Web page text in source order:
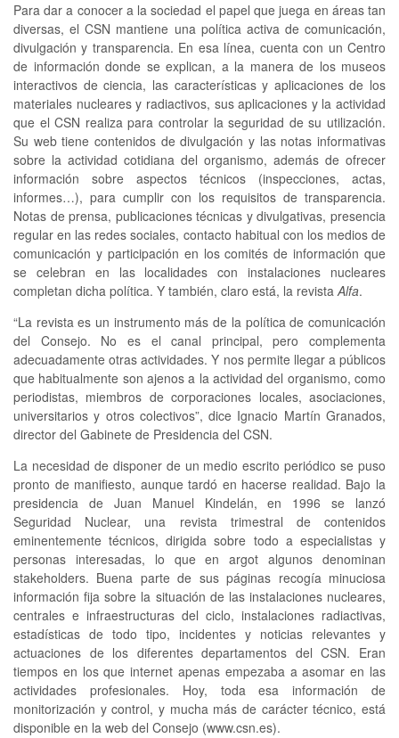
Para dar a conocer a la sociedad el papel que juega en áreas tan
diversas, el CSN mantiene una política activa de comunicación,
divulgación y transparencia. En esa línea, cuenta con un Centro
de información donde se explican, a la manera de los museos
interactivos de ciencia, las características y aplicaciones de los
materiales nucleares y radiactivos, sus aplicaciones y la actividad
que el CSN realiza para controlar la seguridad de su utilización.
Su web tiene contenidos de divulgación y las notas informativas
sobre la actividad cotidiana del organismo, además de ofrecer
información sobre aspectos técnicos (inspecciones, actas,
informes…), para cumplir con los requisitos de transparencia.
Notas de prensa, publicaciones técnicas y divulgativas, presencia
regular en las redes sociales, contacto habitual con los medios de
comunicación y participación en los comités de información que
se celebran en las localidades con instalaciones nucleares
completan dicha política. Y también, claro está, la revistaAlfa.
“La revista es un instrumento más de la política de comunicación
del Consejo. No es el canal principal, pero complementa
adecuadamente otras actividades. Y nos permite llegar a públicos
que habitualmente son ajenos a la actividad del organismo, como
periodistas, miembros de corporaciones locales, asociaciones,
universitarios y otros colectivos”, dice Ignacio Martín Granados,
director del Gabinete de Presidencia del CSN.
La necesidad de disponer de un medio escrito periódico se puso
pronto de manifiesto, aunque tardó en hacerse realidad. Bajo la
presidencia de Juan Manuel Kindelán, en 1996 se lanzó
Seguridad Nuclear, una revista trimestral de contenidos
eminentemente técnicos, dirigida sobre todo a especialistas y
personas interesadas, lo que en argot algunos denominan
stakeholders. Buena parte de sus páginas recogía minuciosa
información fija sobre la situación de las instalaciones nucleares,
centrales e infraestructuras del ciclo, instalaciones radiactivas,
estadísticas de todo tipo, incidentes y noticias relevantes y
actuaciones de los diferentes departamentos del CSN. Eran
tiempos en los que internet apenas empezaba a asomar en las
actividades profesionales. Hoy, toda esa información de
monitorización y control, y mucha más de carácter técnico, está
disponible en la web del Consejo (www.csn.es).